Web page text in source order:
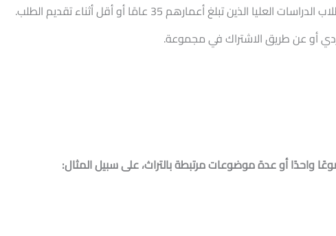
الذين تبلغ أعمارهم 35 عامًا أو أقل أثناء تقديم الطلب.
أو عن طريق الاشتراك في مجموعة.
واحدًا أو عدة موضوعات مرتبطة بالتراث، على سبيل المثال: